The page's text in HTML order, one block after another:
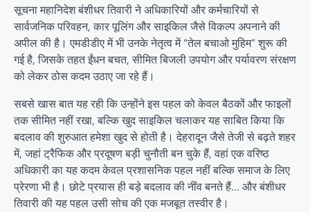
सूचना महानिदेश बंशीधर तिवारी ने अधिकारियों और कर्मचारियों से
सार्वजनिक परिवहन, कार पूलिंग और साइकिल जैसे विकल्प अपनाने की
अपील की है। एमडीडीए में भी उनके नेतृत्व में “तेल बचाओ मुहिम” शुरू की
गई है, जिसके तहत ईंधन बचत, सीमित बिजली उपयोग और पर्यावरण संरक्षण
को लेकर ठोस कदम उठाए जा रहे हैं।
सबसे खास बात यह रही कि उन्होंने इस पहल को केवल बैठकों और फाइलों
तक सीमित नहीं रखा, बल्कि खुद साइकिल चलाकर यह साबित किया कि
बदलाव की शुरुआत हमेशा खुद से होती है। देहरादून जैसे तेजी से बढ़ते शहर
में, जहां ट्रैफिक और प्रदूषण बड़ी चुनौती बन चुके हैं, वहां एक वरिष्ठ
अधिकारी का यह कदम केवल प्रशासनिक पहल नहीं बल्कि समाज के लिए
प्रेरणा भी है। छोटे प्रयास ही बड़े बदलाव की नींव बनते हैं… और बंशीधर
तिवारी की यह पहल उसी सोच की एक मजबूत तस्वीर है।